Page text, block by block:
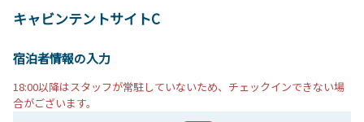
キャビンテントサイトC
宿泊者情報の入力
18:00以降はスタッフが常駐していないため、チェックインできない場
合がございます。